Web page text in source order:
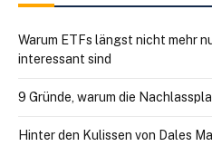
Warum ETFs längst nicht mehr
interessant sind
9 Gründe, warum die
Hinter den Kulissen von Dales